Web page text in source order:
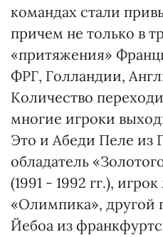
командах стали
причем не только в
«притяжения»
ФРГ, Голландии,
Количество
многие игроки
Это и Абеди Пеле из
обладатель
(1991 - 1992 гг.),
«Олимпика», другой
Йебоа из